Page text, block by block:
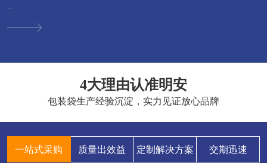
4大理由认准明安
包装袋生产经验沉淀，实力见证放心品牌
一站式采购 质量出效益 定制解决方案 交期迅速